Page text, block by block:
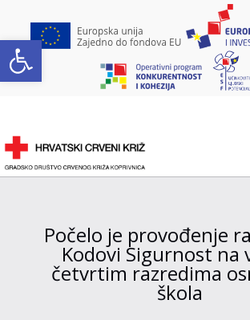
Open toolbar
Počelo je provođenje
Kodovi Sigurnost na
četvrtim razredima
škola